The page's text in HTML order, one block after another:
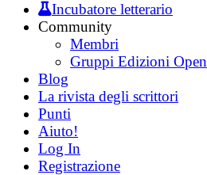
Incubatore letterario
Community
Membri
Gruppi Edizioni Open
Blog
La rivista degli scrittori
Punti
Aiuto!
Log In
Registrazione